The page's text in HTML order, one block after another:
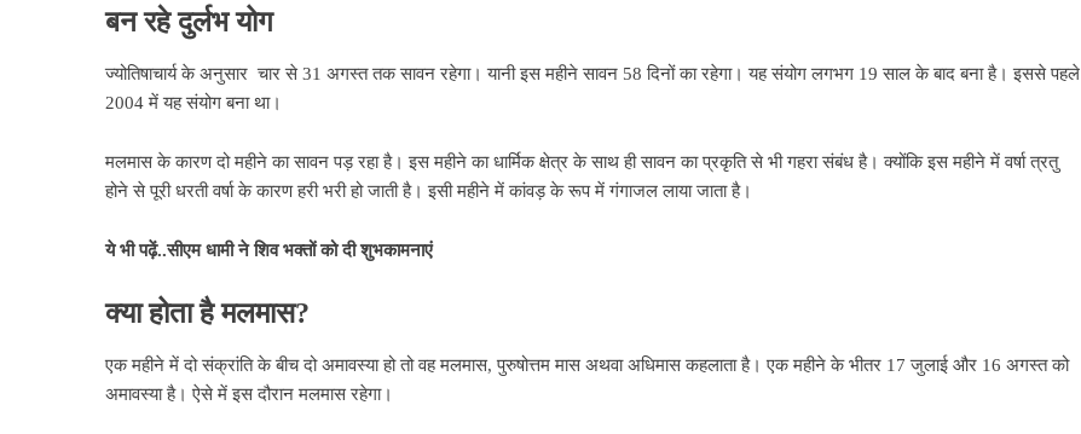
बन रहे दुर्लभ योग
ज्योतिषाचार्य के अनुसार चार से 31 अगस्त तक सावन रहेगा। यानी इस महीने सावन 58 दिनों का रहेगा। यह संयोग लगभग 19 साल के बाद बना है। इससे पहले
2004 में यह संयोग बना था।
मलमास के कारण दो महीने का सावन पड़ रहा है। इस महीने का धार्मिक क्षेत्र के साथ ही सावन का प्रकृति से भी गहरा संबंध है। क्योंकि इस महीने में वर्षा त्रतु
होने से पूरी धरती वर्षा के कारण हरी भरी हो जाती है। इसी महीने में कांवड़ के रूप में गंगाजल लाया जाता है।
ये भी पढ़ें..सीएम धामी ने शिव भक्तों को दी शुभकामनाएं
क्‍या होता है मलमास?
एक महीने में दो संक्रांति के बीच दो अमावस्या हो तो वह मलमास, पुरुषोत्तम मास अथवा अधिमास कहलाता है। एक महीने के भीतर 17 जुलाई और 16 अगस्त को
अमावस्या है। ऐसे में इस दौरान मलमास रहेगा।